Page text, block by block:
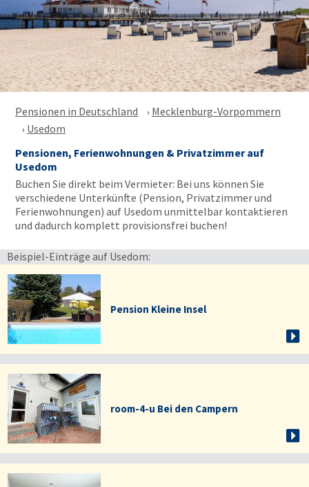
Pensionen in Deutschland
Mecklenburg-Vorpommern
Usedom
Pensionen, Ferienwohnungen & Privatzimmer auf
Usedom
Buchen Sie direkt beim Vermieter: Bei uns können Sie
verschiedene Unterkünfte (Pension, Privatzimmer und
Ferienwohnungen) auf Usedom unmittelbar kontaktieren
und dadurch komplett provisionsfrei buchen!
Beispiel-Einträge auf Usedom:
Pension Kleine Insel
room-4-u Bei den Campern